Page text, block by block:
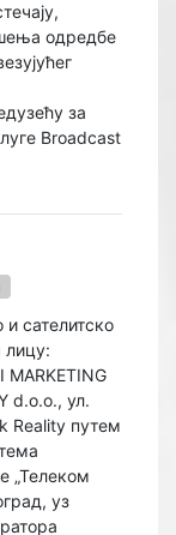
одредбе
за
Broadcast
и сателитско
лицу:
MARKETING
d.o.o., ул.
Reality путем
„Телеком
уз